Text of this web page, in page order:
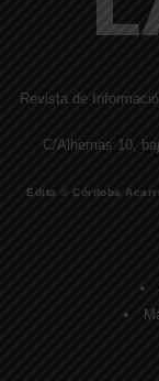
Revista de
C/Alhemas 10,
Edita © Córdoba